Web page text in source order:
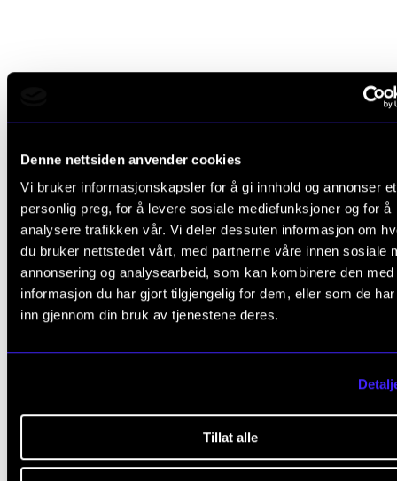
Denne nettsiden anvender cookies
Vi bruker informasjonskapsler for å gi innhold og annonser et
personlig preg, for å levere sosiale mediefunksjoner og for å
analysere trafikken vår. Vi deler dessuten informasjon om
du bruker nettstedet vårt, med partnerne våre innen sosiale
annonsering og analysearbeid, som kan kombinere den med
informasjon du har gjort tilgjengelig for dem, eller som de
inn gjennom din bruk av tjenestene deres.
Tillat alle
MUSIKKESTETIKK
ARTIKLER relevante